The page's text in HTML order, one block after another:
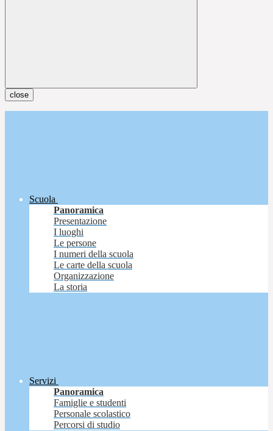
close
Scuola
Panoramica
Presentazione
I luoghi
Le persone
I numeri della scuola
Le carte della scuola
Organizzazione
La storia
Servizi
Panoramica
Famiglie e studenti
Personale scolastico
Percorsi di studio